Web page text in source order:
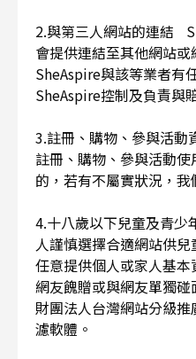
2.與第三人網站的連結
會提供連結至其他網站
SheAspire與該等業者有
SheAspire控制及負責與
3.註冊、購物、參與活
註冊、購物、參與活動
的，若有不屬實狀況，
4.十八歲以下兒童及青
人謹慎選擇合適網站供
任意提供個人或家人基
網友餽贈或與網友單獨
財團法人台灣網站分級
濾軟體。